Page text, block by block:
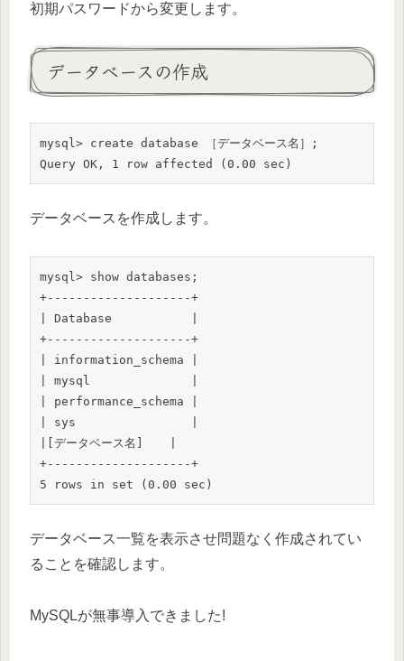
初期パスワードから変更します。
データベースの作成
mysql> create database ［データベース名］;
Query OK, 1 row affected (0.00 sec)
データベースを作成します。
mysql> show databases;
+--------------------+
| Database           |
+--------------------+
| information_schema |
| mysql              |
| performance_schema |
| sys                |
|[データベース名]  　|
+--------------------+
5 rows in set (0.00 sec)
データベース一覧を表示させ問題なく作成されてい
ることを確認します。
MySQLが無事導入できました!